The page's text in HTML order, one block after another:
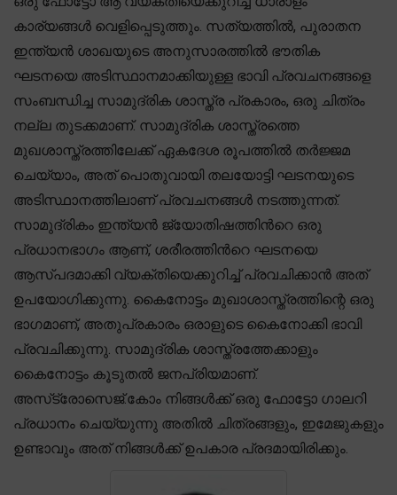
കാര്യങ്ങൾ വെളിപ്പെടുത്തും. സത്യത്തിൽ, പുരാതന
ഇന്ത്യൻ ശാഖയുടെ അനുസാരത്തിൽ ഭൗതിക
ഘടനയെ അടിസ്ഥാനമാക്കിയുള്ള ഭാവി പ്രവചനങ്ങളെ
സംബന്ധിച്ച സാമുദ്രിക ശാസ്ത്ര പ്രകാരം, ഒരു ചിത്രം
നല്ല തുടക്കമാണ്. സാമുദ്രിക ശാസ്ത്രത്തെ
മുഖശാസ്ത്രത്തിലേക്ക് ഏകദേശ രൂപത്തിൽ തർജ്ജമ
ചെയ്യാം, അത് പൊതുവായി തലയോട്ടി ഘടനയുടെ
അടിസ്ഥാനത്തിലാണ് പ്രവചനങ്ങൾ നടത്തുന്നത്.
സാമുദ്രികം ഇന്ത്യൻ ജ്യോതിഷത്തിൻറെ ഒരു
പ്രധാനഭാഗം ആണ്, ശരീരത്തിൻറെ ഘടനയെ
ആസ്പദമാക്കി വ്യക്തിയെക്കുറിച്ച് പ്രവചിക്കാൻ അത്
ഉപയോഗിക്കുന്നു. കൈനോട്ടം മുഖാശാസ്ത്രത്തിന്റെ ഒരു
ഭാഗമാണ്, അതുപ്രകാരം ഒരാളുടെ കൈനോക്കി ഭാവി
പ്രവചിക്കുന്നു. സാമുദ്രിക ശാസ്ത്രത്തേക്കാളും
കൈനോട്ടം കൂടുതൽ ജനപ്രിയമാണ്.
അസ്‌ട്രോസെജ്.കോം നിങ്ങൾക്ക് ഒരു ഫോട്ടോ ഗാലറി
പ്രധാനം ചെയ്യുന്നു അതിൽ ചിത്രങ്ങളും, ഇമേജുകളും
ഉണ്ടാവും അത് നിങ്ങൾക്ക് ഉപകാര പ്രദമായിരിക്കും.